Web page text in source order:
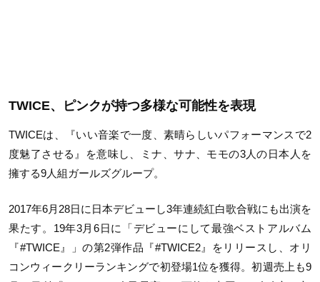
TWICE、ピンクが持つ多様な可能性を表現
TWICEは、『いい音楽で一度、素晴らしいパフォーマンスで2
度魅了させる』を意味し、ミナ、サナ、モモの3人の日本人を
擁する9人組ガールズグループ。
2017年6月28日に日本デビューし3年連続紅白歌合戦にも出演を
果たす。19年3月6日に「デビューにして最強ベストアルバム
『#TWICE』」の第2弾作品『#TWICE2』をリリースし、オリ
コンウィークリーランキングで初登場1位を獲得。初週売上も9